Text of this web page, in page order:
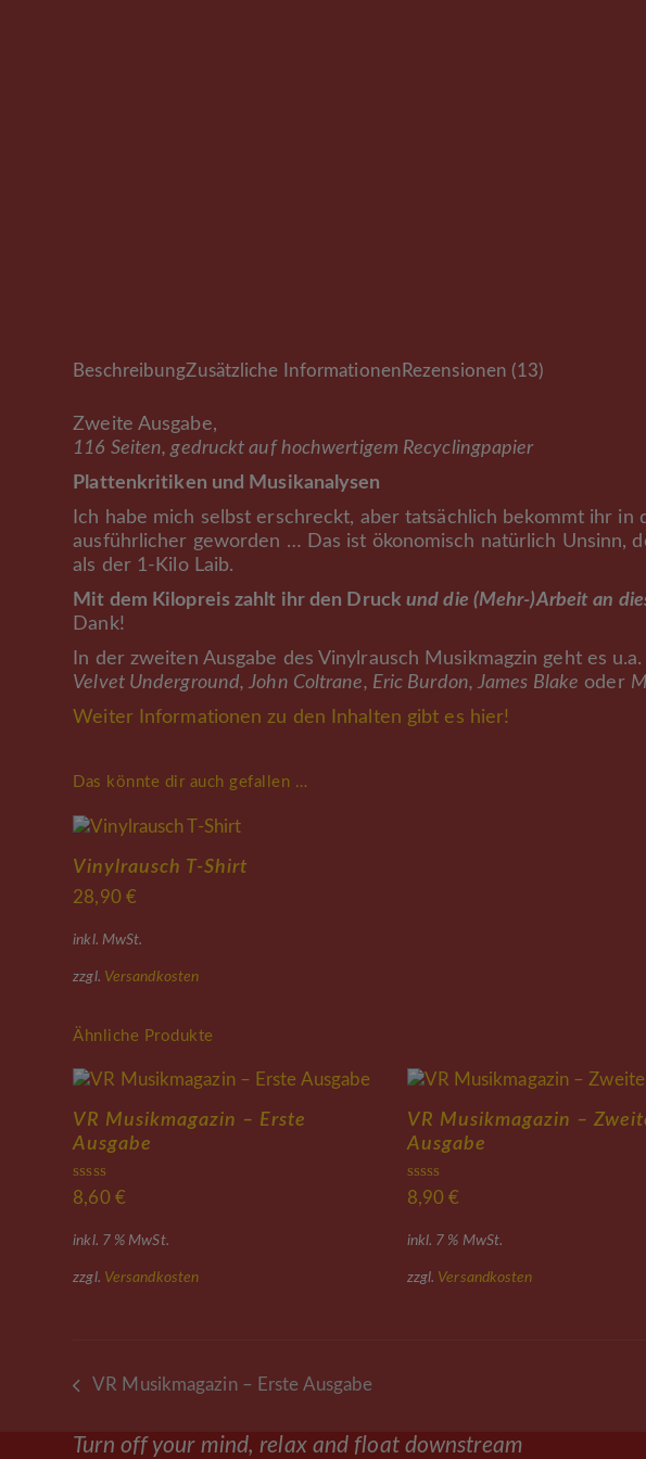
BeschreibungZusätzliche Informationen Rezensionen (13)
Zweite Ausgabe,
116 Seiten, gedruckt auf hochwertigem Recyclingpapier
Plattenkritiken und Musikanalysen
Ich habe mich selbst erschreckt, aber tatsächlich bekommt ihr
ausführlicher geworden … Das ist ökonomisch natürlich Unsinn,
als der 1-Kilo Laib.
Mit dem Kilopreis zahlt ihr den Druckund die (Mehr-)Arbeit an
Dank!
In der zweiten Ausgabe des Vinylrausch Musikmagzin geht es
Velvet Underground, John Coltrane, Eric Burdon, James Blake oder
Weiter Informationen zu den Inhalten gibt es hier!
Das könnte dir auch gefallen …
Vinylrausch T-Shirt
28,90 €
inkl. MwSt.
zzgl. Versandkosten
Ähnliche Produkte
VR Musikmagazin – Erste
Ausgabe
Bewertet mit
5.00von 5
8,60 €
inkl. 7 % MwSt.
zzgl. Versandkosten
VR Musikmagazin –
Ausgabe
Bewertet mit
5.00von 5
8,90€
inkl. 7 % MwSt.
zzgl. Versandkosten
vorheriger
VR Musikmagazin – Erste Ausgabe
Turn off your mind, relax and float downstream